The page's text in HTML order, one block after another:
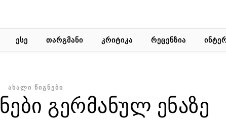
ᲔᲡᲔ ᲗᲐᲠᲒᲛᲐᲜᲘ ᲙᲠᲘᲢᲘᲙᲐ ᲠᲔᲪᲔᲜᲖᲘᲐ
ᲐᲮᲐᲚᲘ ᲬᲘᲒᲜᲔᲑᲘ
გერმანულ ენაზე